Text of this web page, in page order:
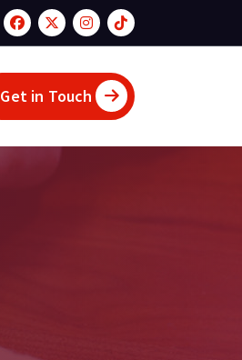
Get in Touch